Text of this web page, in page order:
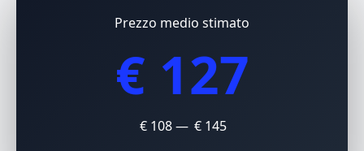
Prezzo medio stimato
€ 127
€ 108 — € 145